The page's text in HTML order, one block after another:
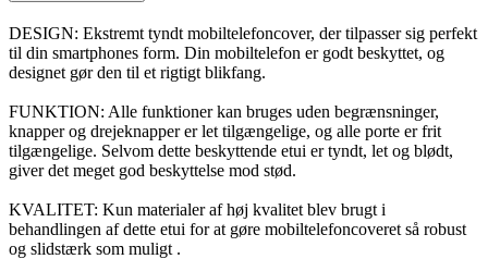
DESIGN: Ekstremt tyndt mobiltelefoncover, der tilpasser sig perfekt
til din smartphones form. Din mobiltelefon er godt beskyttet, og
designet gør den til et rigtigt blikfang.
FUNKTION: Alle funktioner kan bruges uden begrænsninger,
knapper og drejeknapper er let tilgængelige, og alle porte er frit
tilgængelige. Selvom dette beskyttende etui er tyndt, let og blødt,
giver det meget god beskyttelse mod stød.
KVALITET: Kun materialer af høj kvalitet blev brugt i
behandlingen af dette etui for at gøre mobiltelefoncoveret så robust
og slidstærk som muligt .